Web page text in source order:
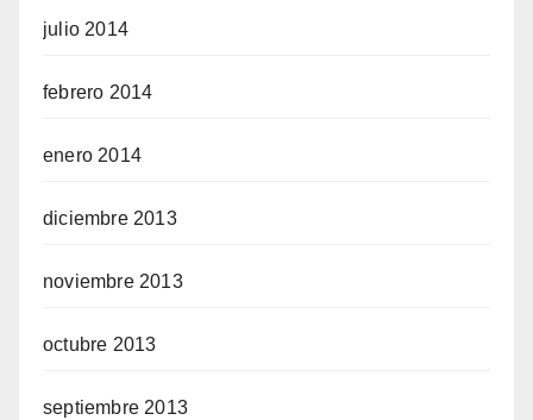
julio 2014
febrero 2014
enero 2014
diciembre 2013
noviembre 2013
octubre 2013
septiembre 2013